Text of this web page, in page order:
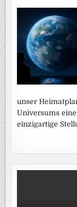
unser
Universums
einzigartige